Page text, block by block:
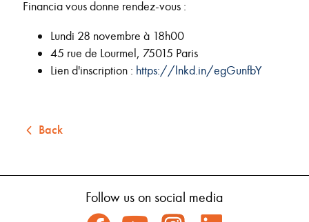
Financia vous donne rendez-vous :
Lundi 28 novembre à 18h00
45 rue de Lourmel, 75015 Paris
Lien d'inscription : https://lnkd.in/egGunfbY
Back
Follow us on social media